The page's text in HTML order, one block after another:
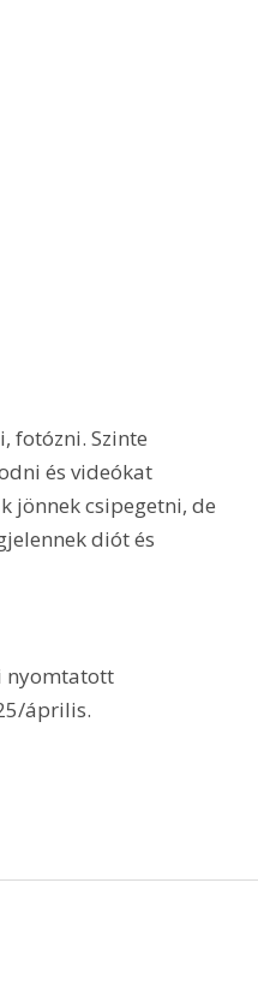
fotózni. Szinte
és videókat
jönnek csipegetni, de
diót és
nyomtatott
április.